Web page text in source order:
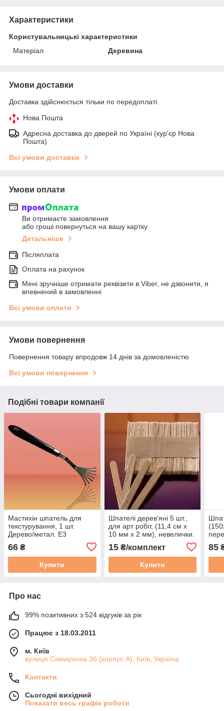
Характеристики
Користувальницькі характеристики
Матеріал
Деревина
Умови доставки
Доставка здійснюється тільки по передоплаті.
Нова Пошта
Адресна доставка до дверей по Україні (кур'єр Нова
Пошта)
Всі умови доставки
Умови оплати
Ви отримаєте замовлення
або гроші повернуться на вашу картку
Детальніше
Післяплата
Оплата на рахунок
Мені зручніше отримати реквізити в Viber, не дзвонити, я
впевнений в замовленні
Всі умови оплати
Умови повернення
Повернення товару впродовж 14 днів за домовленістю
Всі умови повернення
Подібні товари компанії
Мастихін шпатель для
текстурування, 1 шт.
Дерево/метал. Е3
66 ₴
Купити
Шпателі дерев'яні 5 шт.,
для арт робіт, (11,4 см х
10 мм х 2 мм), невелички.
15₴/комплект
Купити
85
Про нас
99% позитивних з 524 відгуків за рік
Працює з 18.03.2011
м. Київ
вулиця Симиренка 36 (корпус А), Київ, Україна
Контакти
Сьогодні вихідний
Показати весь графік роботи